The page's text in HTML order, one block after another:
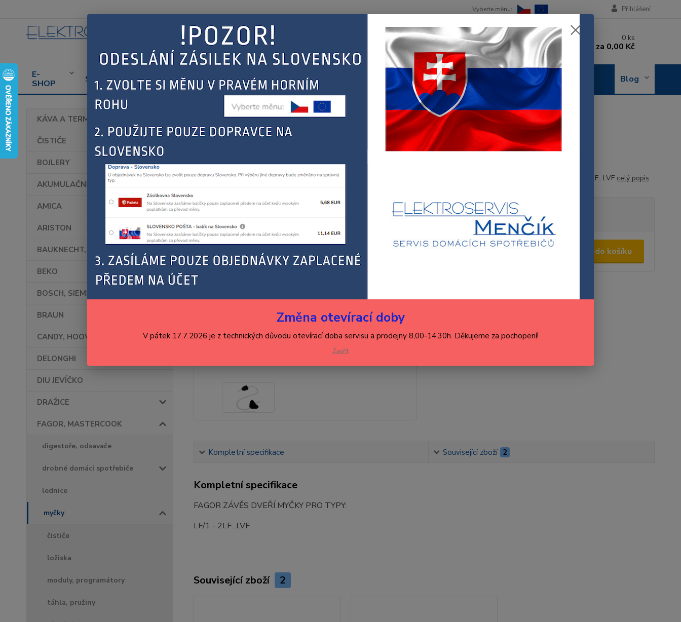
E-
SHOP
SERVIS
SERVISU
SPOTŘEBIČŮ
KONTAKT
OBJEDNÁNÍ
OPRAVY
Blog
Přihlášení
Nevíte si rady? Zavolejte.
+420 602 288 130
(Po-Pá, 8-15 hod.)
0 ks
za 0,00 Kč
KÁVA A TERMOHRNKY
ČISTIČE
BOJLERY
AKUMULAČNÍ KAMNA
AMICA
ARISTON
BAUKNECHT, WHIRLPOOL
BEKO
BOSCH, SIEMENS
BRAUN
CANDY, HOOVER
DELONGHI
DIU JEVÍČKO
DRAŽICE
FAGOR, MASTERCOOK
digestoře, odsavače
drobné domácí spotřebiče
lednice
myčky
čističe
ložiska
moduly, programátory
táhla, pružiny
FAGOR, MASTERCOOK myčky FAGOR ZÁVĚS DVEŘÍ MYČKY
FAGOR ZÁVĚS DVEŘÍ MYČKY
FAGOR ZÁVĚS DVEŘÍ MYČKY PRO TYPY: LF/1 - 2LF...LVF celý popis
Dostupnost
189,00 Kč /ks Přidat do košíku
Hlídat cenu / dostupnost
Kompletní specifikace Související zboží 2
Kompletní specifikace
FAGOR ZÁVĚS DVEŘÍ MYČKY PRO TYPY:
LF/1 - 2LF...LVF
Související zboží 2
Změna otevírací doby
V pátek 17.7.2026 je z technických důvodu otevírací doba servisu a prodejny 8,00-14,30h. Děkujeme za pochopení!
Zavřít